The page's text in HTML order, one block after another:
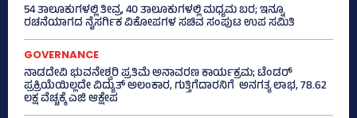
54 ತಾಲೂಕುಗಳಲ್ಲಿ ತೀವ್ರ, 40 ತಾಲೂಕುಗಳಲ್ಲಿ ಮಧ್ಯಮ ಬರ; ಇನ್ನೂ
ರಚನೆಯಾಗದ ನೈಸರ್ಗಿಕ ವಿಕೋಪಗಳ ಸಚಿವ ಸಂಪುಟ ಉಪ ಸಮಿತಿ
GOVERNANCE
ನಾಡದೇವಿ ಭುವನೇಶ್ವರಿ ಪ್ರತಿಮೆ ಅನಾವರಣ ಕಾರ್ಯಕ್ರಮ; ಟೆಂಡರ್
ಪ್ರಕ್ರಿಯೆಯಿಲ್ಲದೇ ವಿದ್ಯುತ್‌ ಅಲಂಕಾರ, ಗುತ್ತಿಗೆದಾರನಿಗೆ ಅನಗತ್ಯ ಲಾಭ, 78.62
ಲಕ್ಷ ವೆಚ್ಚಕ್ಕೆ ಎಜಿ ಆಕ್ಷೇಪ